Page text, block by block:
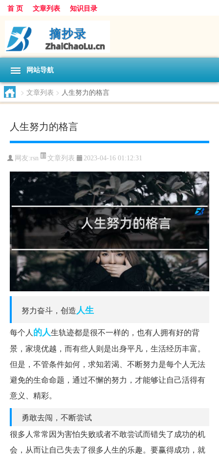
首 页 文章列表 知识目录
网站导航
> 文章列表 > 人生努力的格言
人生努力的格言
网友:rsn 文章列表 2023-04-16 01:12:31
努力奋斗，创造人生
每个人的人生轨迹都是很不一样的，也有人拥有好的背
景，家境优越，而有些人则是出身平凡，生活经历丰富。
但是，不管条件如何，求知若渴、不断努力是每个人无法
避免的生命命题，通过不懈的努力，才能够让自己活得有
意义、精彩。
勇敢去闯，不断尝试
很多人常常因为害怕失败或者不敢尝试而错失了成功的机
会，从而让自己失去了很多人生的乐趣。要赢得成功，就